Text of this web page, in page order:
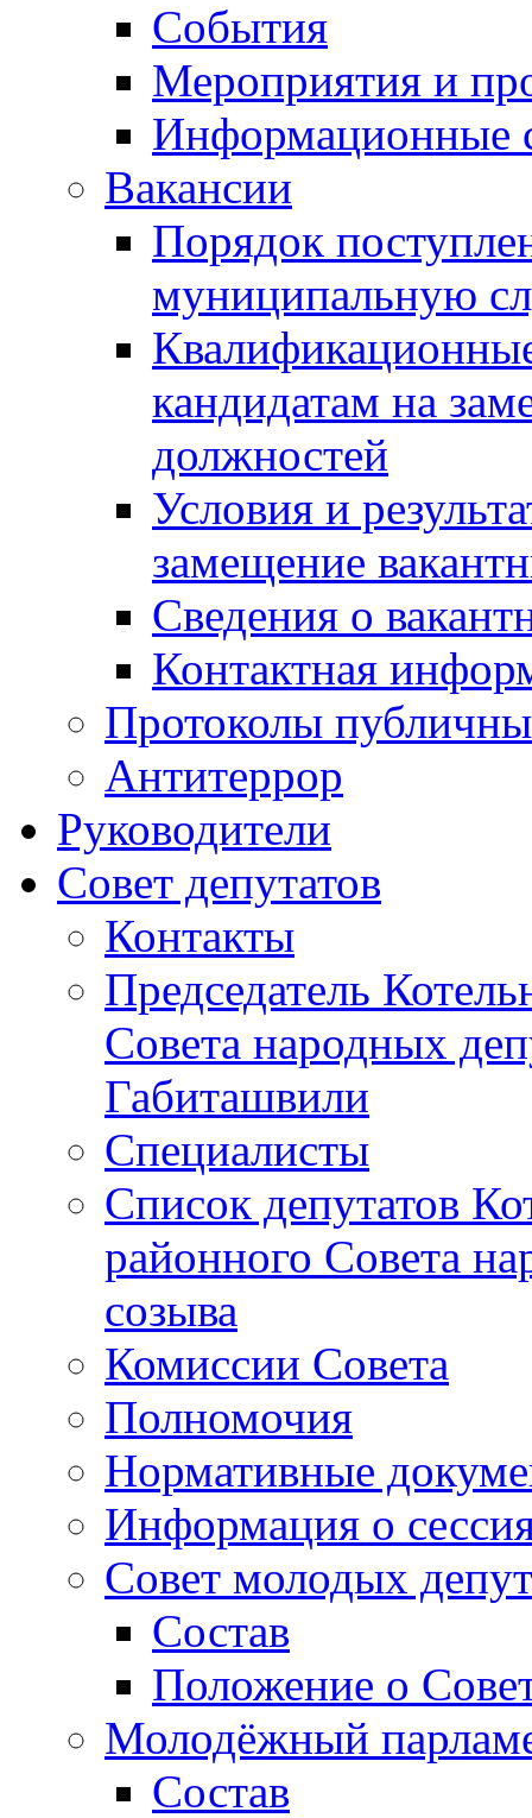
События
Мероприятия и
Информационные
Вакансии
Порядок
муниципальную
кандидатам на
должностей
Условия и
замещение
Сведения о
Контактная
Протоколы
Антитеррор
Руководители
Совет депутатов
Контакты
Председатель
Совета народных
Габиташвили
Специалисты
Список депутатов
районного Совета
созыва
Комиссии Совета
Полномочия
Нормативные
Информация о
Совет молодых
Состав
Положение о
Молодёжный
Состав